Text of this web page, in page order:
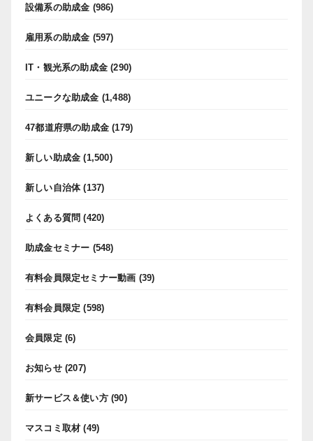
設備系の助成金 (986)
雇用系の助成金 (597)
IT・観光系の助成金 (290)
ユニークな助成金 (1,488)
47都道府県の助成金 (179)
新しい助成金 (1,500)
新しい自治体(137)
よくある質問 (420)
助成金セミナー (548)
有料会員限定セミナー動画 (39)
有料会員限定 (598)
会員限定 (6)
お知らせ(207)
新サービス＆使い方(90)
マスコミ取材 (49)